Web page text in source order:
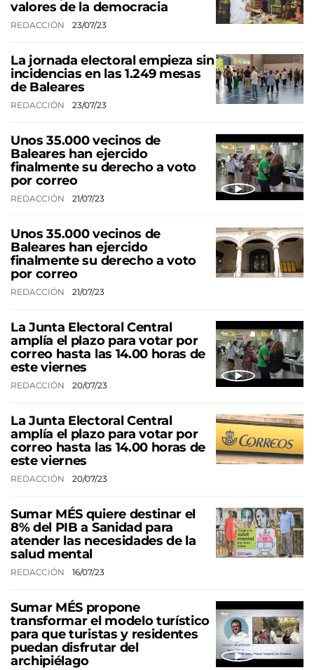
valores de la democracia
REDACCIÓN 23/07/23
La jornada electoral empieza sin
incidencias en las 1.249 mesas
de Baleares
REDACCIÓN 23/07/23
Unos 35.000 vecinos de
Baleares han ejercido
finalmente su derecho a voto
por correo
REDACCIÓN 21/07/23
Unos 35.000 vecinos de
Baleares han ejercido
finalmente su derecho a voto
por correo
REDACCIÓN 21/07/23
La Junta Electoral Central
amplía el plazo para votar por
correo hasta las 14.00 horas de
este viernes
REDACCIÓN 20/07/23
La Junta Electoral Central
amplía el plazo para votar por
correo hasta las 14.00 horas de
este viernes
REDACCIÓN 20/07/23
Sumar MÉS quiere destinar el
8% del PIB a Sanidad para
atender las necesidades de la
salud mental
REDACCIÓN 16/07/23
Sumar MÉS propone
transformar el modelo turístico
para que turistas y residentes
puedan disfrutar del
archipiélago